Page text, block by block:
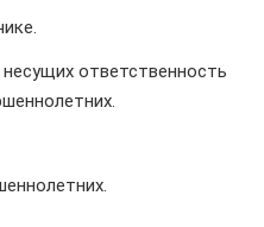
ответственность